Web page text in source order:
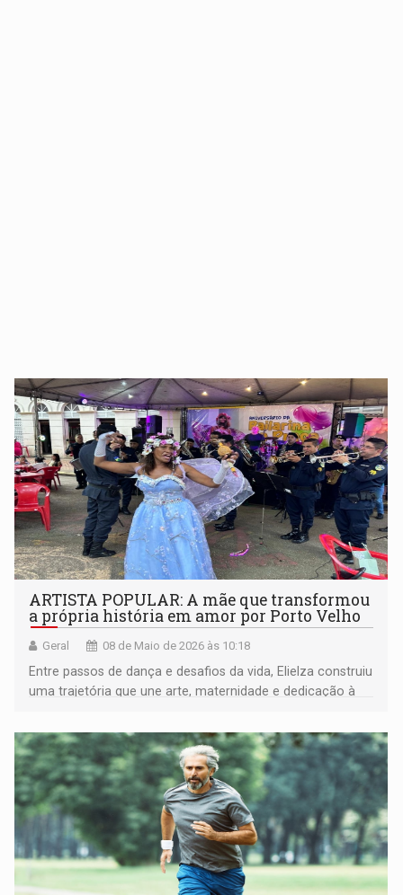
ARTISTA POPULAR: A mãe que transformou
a própria história em amor por Porto Velho
Geral 08 de Maio de 2026 às 10:18
Entre passos de dança e desafios da vida, Elielza construiu
uma trajetória que une arte, maternidade e dedicação à